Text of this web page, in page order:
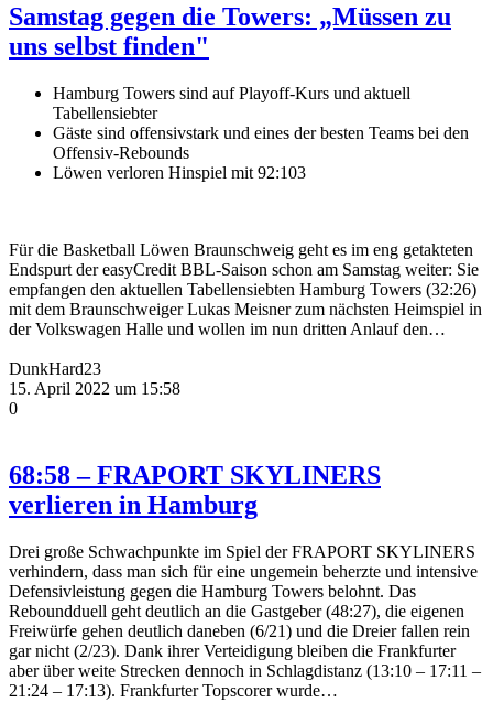
Samstag gegen die Towers: „Müssen zu
uns selbst finden"
Hamburg Towers sind auf Playoff-Kurs und aktuell
Tabellensiebter
Gäste sind offensivstark und eines der besten Teams bei den
Offensiv-Rebounds
Löwen verloren Hinspiel mit 92:103
Für die Basketball Löwen Braunschweig geht es im eng getakteten
Endspurt der easyCredit BBL-Saison schon am Samstag weiter: Sie
empfangen den aktuellen Tabellensiebten Hamburg Towers (32:26)
mit dem Braunschweiger Lukas Meisner zum nächsten Heimspiel in
der Volkswagen Halle und wollen im nun dritten Anlauf den…
DunkHard23
15. April 2022 um 15:58
0
68:58 – FRAPORT SKYLINERS
verlieren in Hamburg
Drei große Schwachpunkte im Spiel der FRAPORT SKYLINERS
verhindern, dass man sich für eine ungemein beherzte und intensive
Defensivleistung gegen die Hamburg Towers belohnt. Das
Reboundduell geht deutlich an die Gastgeber (48:27), die eigenen
Freiwürfe gehen deutlich daneben (6/21) und die Dreier fallen rein
gar nicht (2/23). Dank ihrer Verteidigung bleiben die Frankfurter
aber über weite Strecken dennoch in Schlagdistanz (13:10 – 17:11 –
21:24 – 17:13). Frankfurter Topscorer wurde…